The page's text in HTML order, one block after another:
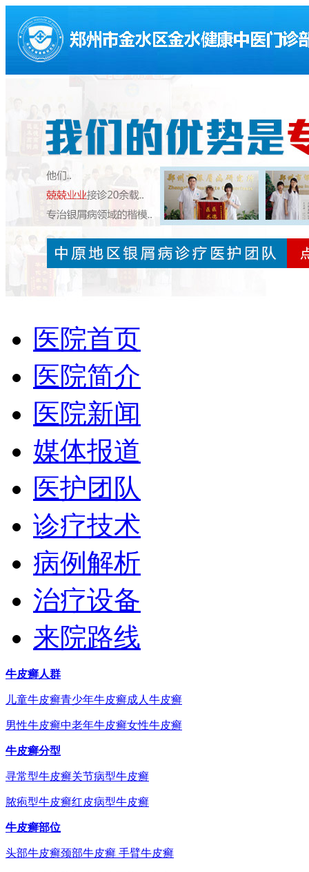
医院首页
医院简介
医院新闻
媒体报道
医护团队
诊疗技术
病例解析
治疗设备
来院路线
牛皮癣人群
儿童牛皮癣青少年牛皮癣成人牛皮癣
男性牛皮癣中老年牛皮癣女性牛皮癣
牛皮癣分型
寻常型牛皮癣关节病型牛皮癣
脓疱型牛皮癣红皮病型牛皮癣
牛皮癣部位
头部牛皮癣颈部牛皮癣 手臂牛皮癣